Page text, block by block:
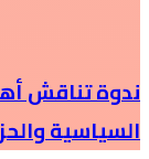
ندوة تناقش
السياسية